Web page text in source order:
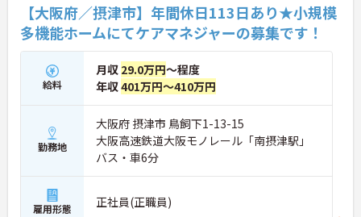
【大阪府／摂津市】年間休日113日あり★小規模
多機能ホームにてケアマネジャーの募集です！
給料
月収 29.0万円～程度
年収401万円～410万円
勤務地
大阪府 摂津市 鳥飼下1-13-15
大阪高速鉄道大阪モノレール「南摂津駅」
バス・車6分
雇用形態 正社員(正職員)